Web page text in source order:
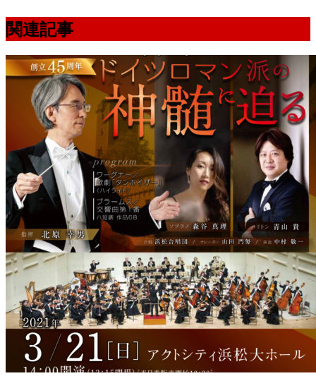
関連記事